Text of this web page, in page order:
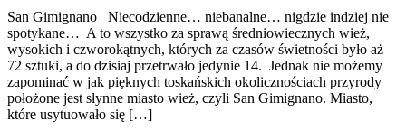
San Gimignano Niecodzienne… niebanalne… nigdzie indziej nie
spotykane… A to wszystko za sprawą średniowiecznych wież,
wysokich i czworokątnych, których za czasów świetności było aż
72 sztuki, a do dzisiaj przetrwało jedynie 14. Jednak nie możemy
zapominać w jak pięknych toskańskich okolicznościach przyrody
położone jest słynne miasto wież, czyli San Gimignano. Miasto,
które usytuowało się […]